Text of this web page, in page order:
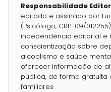
Responsabilidade
editado e assinado por
(Psicólogo, CRP-09/
independência editorial e
conscientização sobre
alcoolismo e saúde
oferecer informação de
pública, de forma
familiares.